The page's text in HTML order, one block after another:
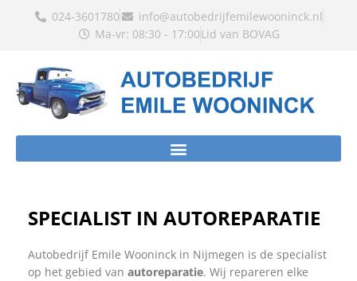
024-3601780
info@autobedrijfemilewooninck.nl
Ma-vr: 08:30 - 17:00Lid van BOVAG
SPECIALIST IN AUTOREPARATIE
Autobedrijf Emile Wooninck in Nijmegen is de specialist
op het gebied van autoreparatie. Wij repareren elke